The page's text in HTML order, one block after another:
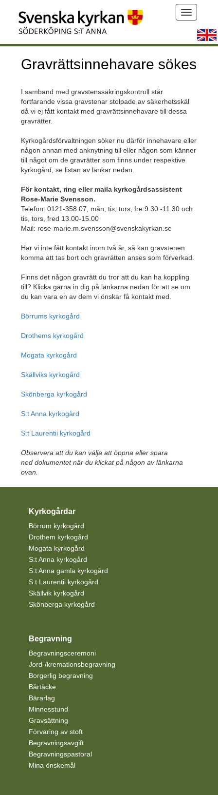
Gravrättsinnehavare sökes
I samband med gravstenssäkringskontroll står
fortfarande vissa gravstenar stolpade av säkerhetsskäl
då vi ej fått kontakt med gravrättsinnehavare till dessa
gravrätter.
Kyrkogårdsförvaltningen söker nu därför innehavare eller
någon annan med anknytning till eller någon som känner
till något om de gravrätter som finns under respektive
kyrkogård, se listan av länkar nedan.
För kontakt, ring eller maila kyrkogårdsassistent
Rose-Marie Svensson.
Telefon: 0121-358 07, mån, tis, tors, fre 9.30 -11.30 och
tis, tors, fred 13.00-15.00
Mail: rose-marie.m.svensson@svenskakyrkan.se
Har vi inte fått kontakt inom två år, så kan gravstenen
komma att tas bort och gravrätten anses som förverkad.
Finns det någon gravrätt du tror att du kan ha koppling
till? Klicka gärna in dig på länkarna nedan för att se om
du kan vara en av dem vi önskar få kontakt med.
Börrums kyrkogård
Drothems kyrkogård
Mogata kyrkogård
Skällviks kyrkogård
Skönberga kyrkogård
S:t Anna kyrkogård
S:t Laurentii kyrkogård
Observera att du kan välja att öppna eller spara
ned dokumentet när du klickat på någon av länkarna
ovan.
Kyrkogårdar
Börrum kyrkogård
Drothem kyrkogård
Mogata kyrkogård
S:t Anna kyrkogård
S:t Anna gamla kyrkogård
S:t Laurentii kyrkogård
Skällvik kyrkogård
Skönberga kyrkogård
Begravning
Begravningsceremoni
Jord-/kremationsbegravning
Borgerlig begravning
Bårtäcke
Bärarlag
Minnesstund
Gravsättning
Förvaring av stoft
Begravningsavgift
Begravningspastoral
Mina önskemål